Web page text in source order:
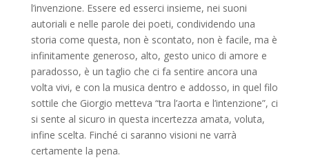
l’invenzione. Essere ed esserci insieme, nei suoni
autoriali e nelle parole dei poeti, condividendo una
storia come questa, non è scontato, non è facile, ma è
infinitamente generoso, alto, gesto unico di amore e
paradosso, è un taglio che ci fa sentire ancora una
volta vivi, e con la musica dentro e addosso, in quel filo
sottile che Giorgio metteva “tra l’aorta e l’intenzione”, ci
si sente al sicuro in questa incertezza amata, voluta,
infine scelta. Finché ci saranno visioni ne varrà
certamente la pena.